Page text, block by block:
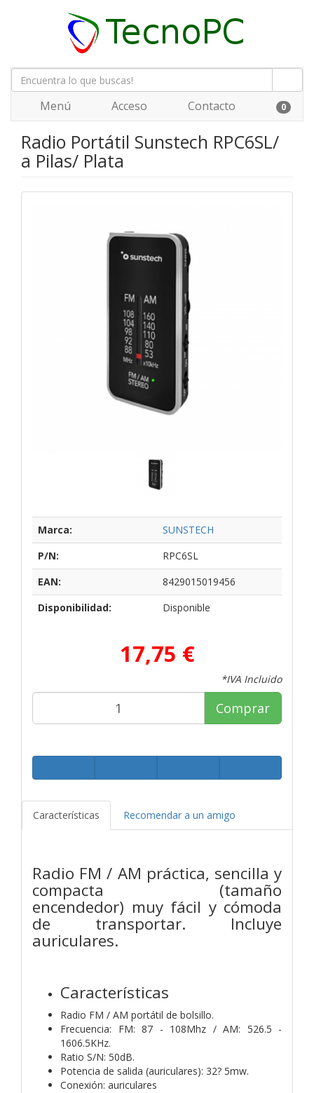
Menú Acceso Contacto 0
Radio Portátil Sunstech RPC6SL/
a Pilas/ Plata
Marca:
SUNSTECH
P/N:
RPC6SL
EAN:
8429015019456
Disponibilidad:
Disponible
17,75 €
*IVA Incluido
Comprar
Características Recomendar a un amigo
Radio FM / AM práctica, sencilla y
compacta (tamaño
encendedor) muy fácil y cómoda
de transportar. Incluye
auriculares.
Características
Radio FM / AM portátil de bolsillo.
Frecuencia: FM: 87 - 108Mhz / AM: 526.5 -
1606.5KHz.
Ratio S/N: 50dB.
Potencia de salida (auriculares): 32? 5mw.
Conexión: auriculares